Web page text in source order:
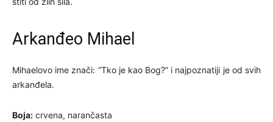
Arkanđeo Mihael
Mihaelovo ime znači: “Tko je kao Bog?” i najpoznatiji je od svih
arkanđela.
Boja: crvena, narančasta